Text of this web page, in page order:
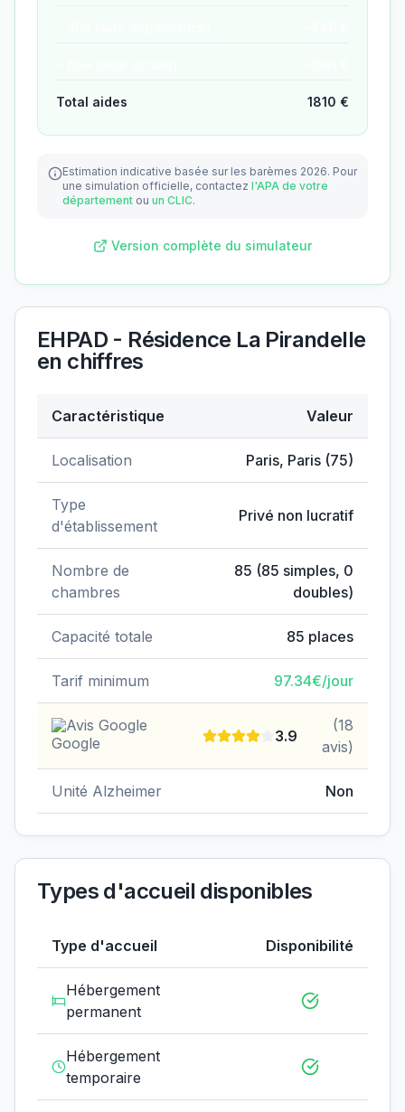
Total aides 1810 €
Estimation indicative basée sur les barèmes 2026. Pour
une simulation officielle, contactez l'APA de votre
département ou un CLIC.
Version complète du simulateur
EHPAD - Résidence La Pirandelle
en chiffres
EHPAD - Résidence La Pirandelle
Caractéristique Valeur
Localisation Paris, Paris (75)
Type
d'établissement
Privé non lucratif
Nombre de
chambres
85 (85 simples, 0
doubles)
Capacité totale 85 places
Tarif minimum 97.34€/jour
Avis Google
3.9
(18
avis)
Unité Alzheimer Non
Types d'accueil disponibles
Type d'accueil Disponibilité
Hébergement
permanent
Hébergement
temporaire